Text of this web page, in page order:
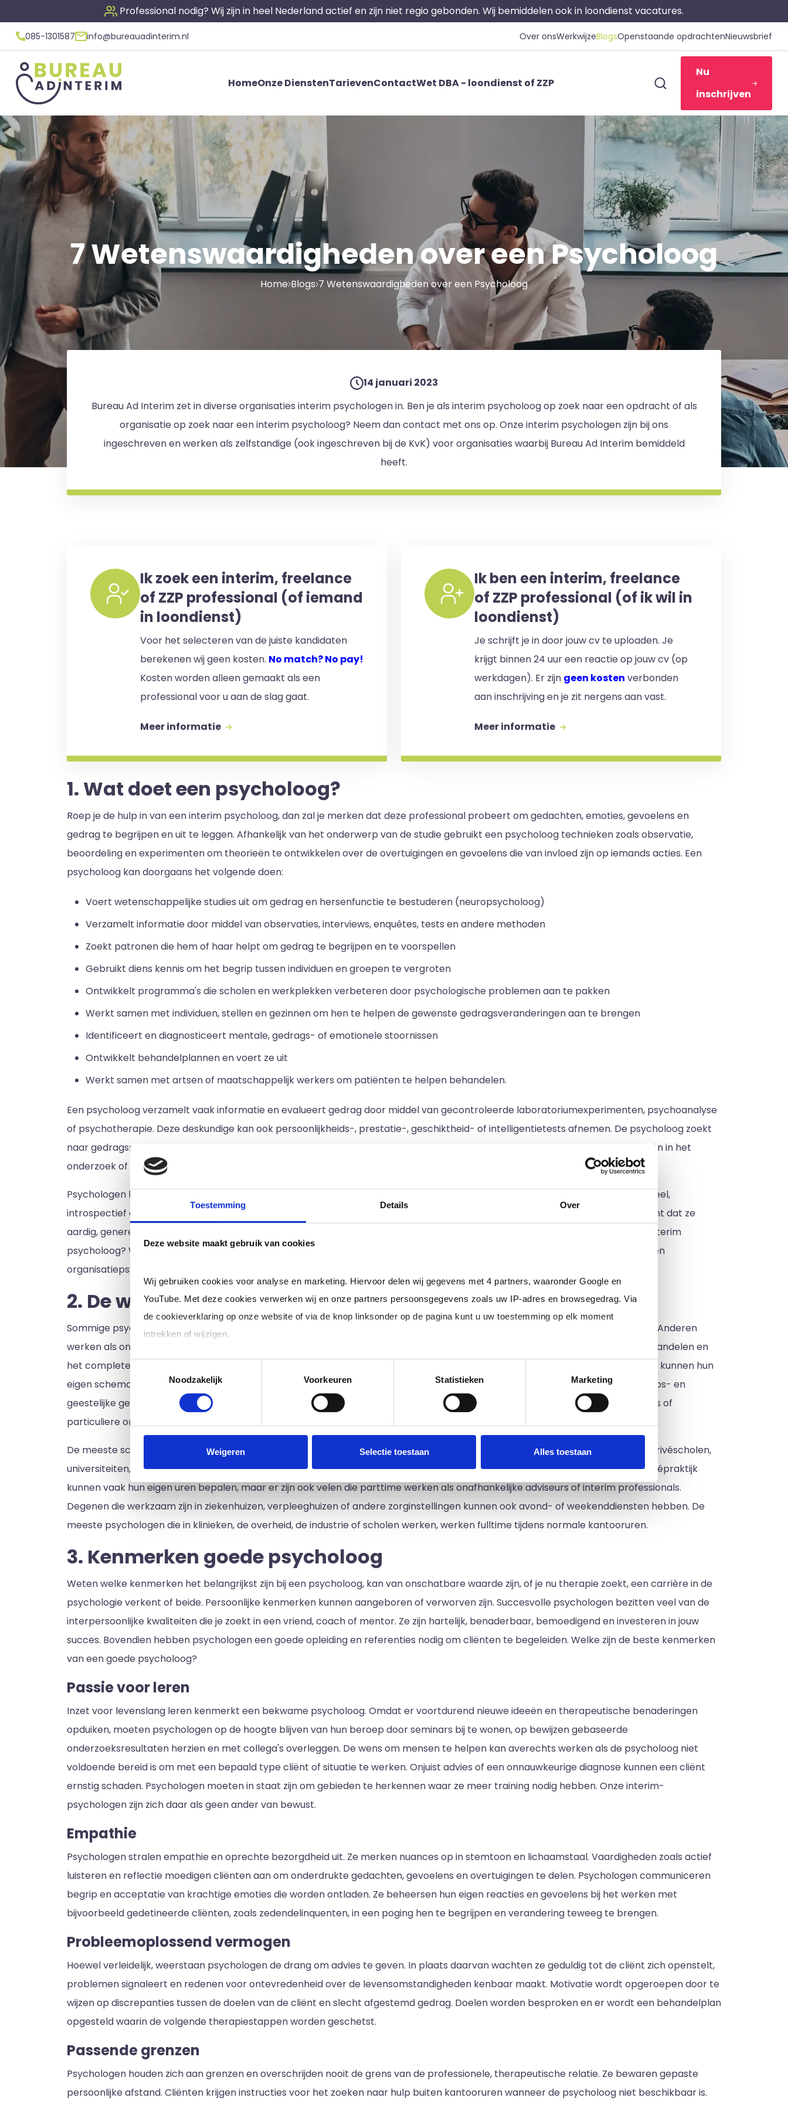
Toestemming Details Over
Deze website maakt gebruik van cookies
Wij gebruiken cookies voor analyse en marketing. Hiervoor delen wij gegevens met 4 partners, waaronder Google en
YouTube. Met deze cookies verwerken wij en onze partners persoonsgegevens zoals uw IP-adres en browsegedrag. Via
de cookieverklaring op onze website of via de knop linksonder op de pagina kunt u uw toestemming op elk moment
intrekken of wijzigen.
Toestemmingsselectie
Noodzakelijk
Voorkeuren Statistieken Marketing
Weigeren Selectie toestaan Alles toestaan
Professional nodig? Wij zijn in heel Nederland actief en zijn niet regio gebonden. Wij bemiddelen ook in loondienst vacatures.
085-1301587 info@bureauadinterim.nl Over onsWerkwijzeBlogsOpenstaande opdrachtenNieuwsbrief
HomeOnze DienstenTarievenContactWet DBA - loondienst of ZZP
Nu
inschrijven
7 Wetenswaardigheden over een Psycholoog
Home Blogs 7 Wetenswaardigheden over een Psycholoog
14 januari 2023
Bureau Ad Interim zet in diverse organisaties interim psychologen in. Ben je als interim psycholoog op zoek naar een opdracht of als
organisatie op zoek naar een interim psycholoog? Neem dan contact met ons op. Onze interim psychologen zijn bij ons
ingeschreven en werken als zelfstandige (ook ingeschreven bij de KvK) voor organisaties waarbij Bureau Ad Interim bemiddeld
heeft.
Ik zoek een interim, freelance
of ZZP professional (of iemand
in loondienst)
Voor het selecteren van de juiste kandidaten
berekenen wij geen kosten. No match? No pay!
Kosten worden alleen gemaakt als een
professional voor u aan de slag gaat.
Meer informatie
Ik ben een interim, freelance
of ZZP professional (of ik wil in
loondienst)
Je schrijft je in door jouw cv te uploaden. Je
krijgt binnen 24 uur een reactie op jouw cv (op
werkdagen). Er zijn geen kosten verbonden
aan inschrijving en je zit nergens aan vast.
Meer informatie
1. Wat doet een psycholoog?
Roep je de hulp in van een interim psycholoog, dan zal je merken dat deze professional probeert om gedachten, emoties, gevoelens en
gedrag te begrijpen en uit te leggen. Afhankelijk van het onderwerp van de studie gebruikt een psycholoog technieken zoals observatie,
beoordeling en experimenten om theorieën te ontwikkelen over de overtuigingen en gevoelens die van invloed zijn op iemands acties. Een
psycholoog kan doorgaans het volgende doen:
Voert wetenschappelijke studies uit om gedrag en hersenfunctie te bestuderen (neuropsycholoog)
Verzamelt informatie door middel van observaties, interviews, enquêtes, tests en andere methoden
Zoekt patronen die hem of haar helpt om gedrag te begrijpen en te voorspellen
Gebruikt diens kennis om het begrip tussen individuen en groepen te vergroten
Ontwikkelt programma's die scholen en werkplekken verbeteren door psychologische problemen aan te pakken
Werkt samen met individuen, stellen en gezinnen om hen te helpen de gewenste gedragsveranderingen aan te brengen
Identificeert en diagnosticeert mentale, gedrags- of emotionele stoornissen
Ontwikkelt behandelplannen en voert ze uit
Werkt samen met artsen of maatschappelijk werkers om patiënten te helpen behandelen.
Een psycholoog verzamelt vaak informatie en evalueert gedrag door middel van gecontroleerde laboratoriumexperimenten, psychoanalyse
of psychotherapie. Deze deskundige kan ook persoonlijkheids-, prestatie-, geschiktheid- of intelligentietests afnemen. De psycholoog zoekt
naar gedragspatronen of oorzaak-gevolgrelaties tussen gebeurtenissen en gebruikt deze informatie bij het testen van theorieën in het
onderzoek of bij het behandelen van patiënten.
Psychologen hebben verschillende persoonlijkheden. Het zijn meestal onderzoekende individuen, wat betekent dat ze intellectueel,
introspectief en nieuwsgierig zijn. Ze zijn nieuwsgierig, methodisch, rationeel, analytisch en logisch. Ze zijn ook sociaal, wat betekent dat ze
aardig, genereus, coöperatief, geduldig, zorgzaam, behulpzaam, empathisch, tactvol en vriendelijk zijn. Ben jij op zoek naar een interim
psycholoog? Wij leveren interim / freelance / zzp psychologen, zoals klinisch psychologen,
, basispsychologen en
organisatiepsychologen.
2. De werkplek van een psycholoog
Sommige psychologen werken alleen, doen mogelijk onafhankelijk onderzoek of doen aan individuele begeleiding van patiënten. Anderen
werken als onderdeel van een zorgteam en werken samen met artsen, maatschappelijk werkers en anderen om ziekten te behandelen en
het complete welzijn te bevorderen. Veel klinische en adviserende psychologen in de privépraktijk hebben hun eigen kantoor en kunnen hun
eigen schema's opstellen. Andere typische werkplekken zijn onder meer klinieken, ziekenhuizen, revalidatiecentra, gemeenschaps- en
geestelijke gezondheidscentra. De meeste onderzoekspsychologen werken in hogescholen en universiteiten, overheidsinstanties of
particuliere onderzoeksorganisaties.
De meeste schoolpsychologen werken op openbare scholen, variërend in niveau van basisschool tot universiteit. Ze werken in privéscholen,
universiteiten, ziekenhuizen en klinieken, gemeenschapsbehandelingscentra en onafhankelijke praktijken. Psychologen in de privépraktijk
kunnen vaak hun eigen uren bepalen, maar er zijn ook velen die parttime werken als onafhankelijke adviseurs of interim professionals.
Degenen die werkzaam zijn in ziekenhuizen, verpleeghuizen of andere zorginstellingen kunnen ook avond- of weekenddiensten hebben. De
meeste psychologen die in klinieken, de overheid, de industrie of scholen werken, werken fulltime tijdens normale kantooruren.
3. Kenmerken goede psycholoog
Weten welke kenmerken het belangrijkst zijn bij een psycholoog, kan van onschatbare waarde zijn, of je nu therapie zoekt, een carrière in de
psychologie verkent of beide. Persoonlijke kenmerken kunnen aangeboren of verworven zijn. Succesvolle psychologen bezitten veel van de
interpersoonlijke kwaliteiten die je zoekt in een vriend, coach of mentor. Ze zijn hartelijk, benaderbaar, bemoedigend en investeren in jouw
succes. Bovendien hebben psychologen een goede opleiding en referenties nodig om cliënten te begeleiden. Welke zijn de beste kenmerken
van een goede psycholoog?
Passie voor leren
Inzet voor levenslang leren kenmerkt een bekwame psycholoog. Omdat er voortdurend nieuwe ideeën en therapeutische benaderingen
opduiken, moeten psychologen op de hoogte blijven van hun beroep door seminars bij te wonen, op bewijzen gebaseerde
onderzoeksresultaten herzien en met collega's overleggen. De wens om mensen te helpen kan averechts werken als de psycholoog niet
voldoende bereid is om met een bepaald type cliënt of situatie te werken. Onjuist advies of een onnauwkeurige diagnose kunnen een cliënt
ernstig schaden. Psychologen moeten in staat zijn om gebieden te herkennen waar ze meer training nodig hebben. Onze interim-
psychologen zijn zich daar als geen ander van bewust.
Empathie
Psychologen stralen empathie en oprechte bezorgdheid uit. Ze merken nuances op in stemtoon en lichaamstaal. Vaardigheden zoals actief
luisteren en reflectie moedigen cliënten aan om onderdrukte gedachten, gevoelens en overtuigingen te delen. Psychologen communiceren
begrip en acceptatie van krachtige emoties die worden ontladen. Ze beheersen hun eigen reacties en gevoelens bij het werken met
bijvoorbeeld gedetineerde cliënten, zoals zedendelinquenten, in een poging hen te begrijpen en verandering teweeg te brengen.
Probleemoplossend vermogen
Hoewel verleidelijk, weerstaan psychologen de drang om advies te geven. In plaats daarvan wachten ze geduldig tot de cliënt zich openstelt,
problemen signaleert en redenen voor ontevredenheid over de levensomstandigheden kenbaar maakt. Motivatie wordt opgeroepen door te
wijzen op discrepanties tussen de doelen van de cliënt en slecht afgestemd gedrag. Doelen worden besproken en er wordt een behandelplan
opgesteld waarin de volgende therapiestappen worden geschetst.
Passende grenzen
Psychologen houden zich aan grenzen en overschrijden nooit de grens van de professionele, therapeutische relatie. Ze bewaren gepaste
persoonlijke afstand. Cliënten krijgen instructies voor het zoeken naar hulp buiten kantooruren wanneer de psycholoog niet beschikbaar is.